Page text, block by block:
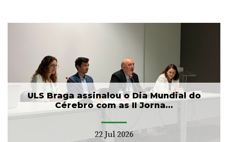
ULS Braga assinalou o Dia Mundial do
Cérebro com as II Jorna...
22 Jul 2026